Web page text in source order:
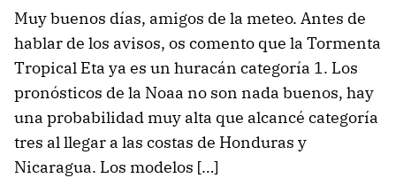
Muy buenos días, amigos de la meteo. Antes de
hablar de los avisos, os comento que la Tormenta
Tropical Eta ya es un huracán categoría 1. Los
pronósticos de la Noaa no son nada buenos, hay
una probabilidad muy alta que alcancé categoría
tres al llegar a las costas de Honduras y
Nicaragua. Los modelos […]